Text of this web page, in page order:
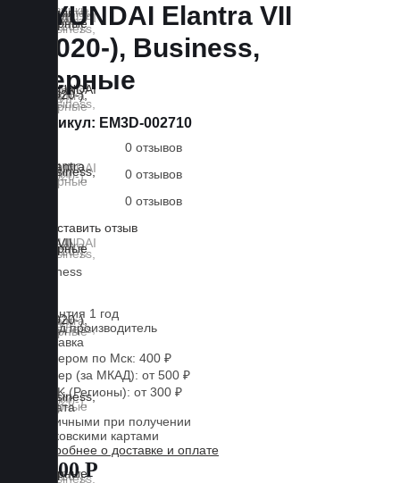
HYUNDAI Elantra VII
(2020-), Business,
Черные
Артикул: EM3D-002710
0 отзывов
0 отзывов
0 отзывов
Оставить отзыв
Business
Гарантия 1 год
Завод производитель
Доставка
Курьером по Мск: 400 ₽
Курьер (за МКАД): от 500 ₽
CDEK (Регионы): от 300 ₽
Оплата
Наличными при получении
Банковскими картами
Подробнее о доставке и оплате
7 800 Р